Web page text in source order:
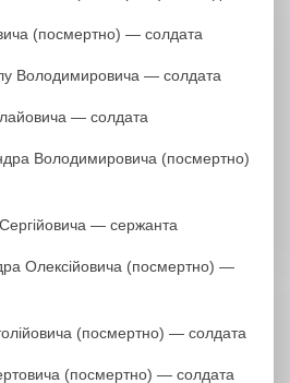
(посмертно) — солдата
— солдата
— солдата
Володимировича (посмертно)
— сержанта
Олексійовича (посмертно) —
(посмертно) — солдата
(посмертно) — солдата